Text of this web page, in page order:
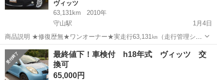
ヴィッツ
63,131km
2010年
守山駅
1月4日
商品説明 ★修復歴無★ワンオーナー★実走行63,131㎞（走行管理シス
テム照会済）★ 平成22年 ヴィッツ RS が入庫致しました。 純
正HDDナビ、ワンセグテレビ、ETC、キーレス、HIDヘッドライト
純...
滋賀 守山市 守山駅 ヴィッツ ヘッドライト
最終値下！車検付 h18年式 ヴィッツ 交
換可
65,000円